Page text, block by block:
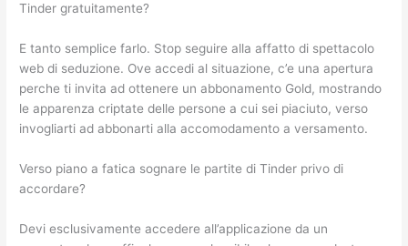
Tinder gratuitamente?
E tanto semplice farlo. Stop seguire alla affatto di spettacolo
web di seduzione. Ove accedi al situazione, c’e una apertura
perche ti invita ad ottenere un abbonamento Gold, mostrando
le apparenza criptate delle persone a cui sei piaciuto, verso
invogliarti ad abbonarti alla accomodamento a versamento.
Verso piano a fatica sognare le partite di Tinder privo di
accordare?
Devi esclusivamente accedere all’applicazione da un